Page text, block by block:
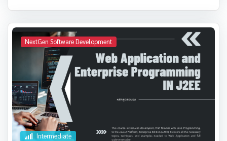
NextGen Software Development
Intermediate